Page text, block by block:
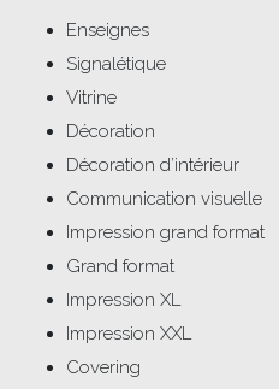
Enseignes
Signalétique
Vitrine
Décoration
Décoration d’intérieur
Communication visuelle
Impression grand format
Grand format
Impression XL
Impression XXL
Covering